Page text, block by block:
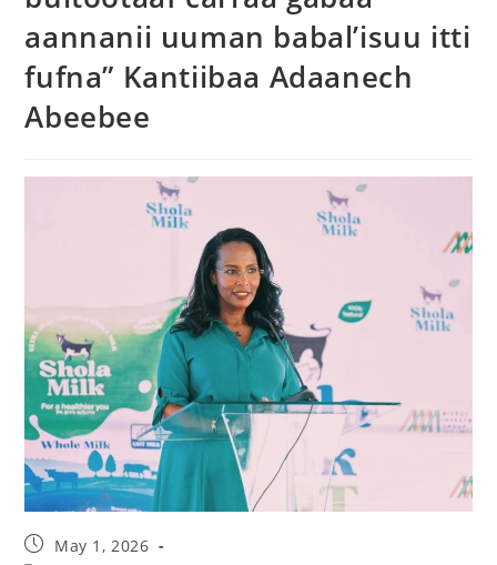
aannanii uuman babal’isuu itti
fufna” Kantiibaa Adaanech
Abeebee
May 1, 2026